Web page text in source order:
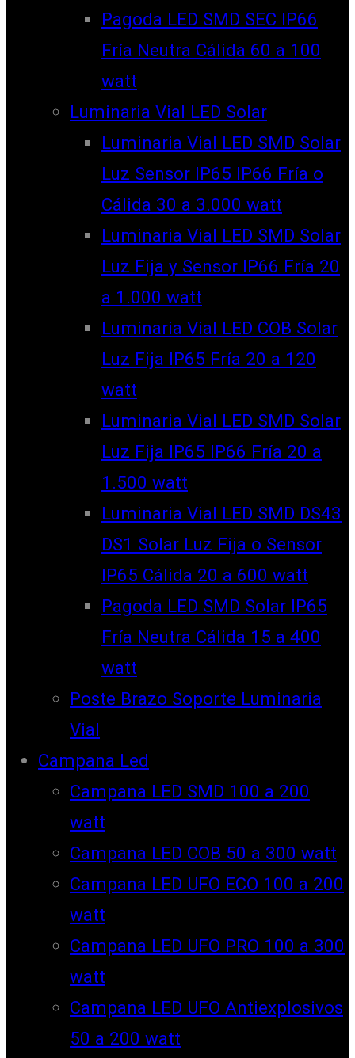
Pagoda LED SMD SEC IP66
Fría Neutra Cálida 60 a 100
watt
Luminaria Vial LED Solar
Luminaria Vial LED SMD Solar
Luz Sensor IP65 IP66 Fría o
Cálida 30 a 3.000 watt
Luminaria Vial LED SMD Solar
Luz Fija y Sensor IP66 Fría 20
a 1.000 watt
Luminaria Vial LED COB Solar
Luz Fija IP65 Fría 20 a 120
watt
Luminaria Vial LED SMD Solar
Luz Fija IP65 IP66 Fría 20 a
1.500 watt
Luminaria Vial LED SMD DS43
DS1 Solar Luz Fija o Sensor
IP65 Cálida 20 a 600 watt
Pagoda LED SMD Solar IP65
Fría Neutra Cálida 15 a 400
watt
Poste Brazo Soporte Luminaria
Vial
Campana Led
Campana LED SMD 100 a 200
watt
Campana LED COB 50 a 300 watt
Campana LED UFO ECO 100 a 200
watt
Campana LED UFO PRO 100 a 300
watt
Campana LED UFO Antiexplosivos
50 a 200 watt